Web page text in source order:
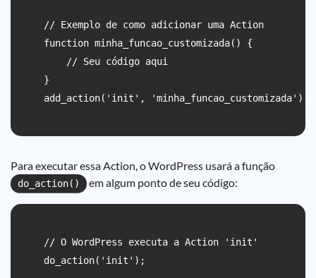
    // Exemplo de como adicionar uma Action
    function minha_funcao_customizada() {
        // Seu código aqui
    }
    add_action('init', 'minha_funcao_customizada');
Para executar essa Action, o WordPress usará a função
do_action() em algum ponto de seu código:
    // O WordPress executa a Action 'init'
    do_action('init');